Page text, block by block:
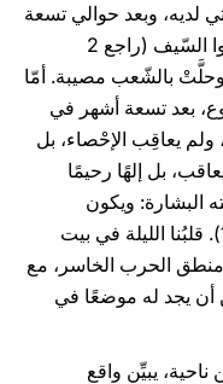
لديه، وبعد حوالي تسعة
أشهر عرف عدد الذين يمكنهم أن يحملوا السّيف (راجع 2
عليه وحلَّتْ بالشّعب مصيبة. أمّا
بعد تسعة أشهر في
يعاقِب الإحْصاء، بل
بل إلهًا رحيمًا
البشارة: ويكون
"السَّلامُ في الأَرضِ لِلنَّاسِ" (لوقا 2، 14). قلبُنا الليلة في بيت
الحرب الخاسر، مع
أن يجد له موضعًا في
يبيِّن واقع